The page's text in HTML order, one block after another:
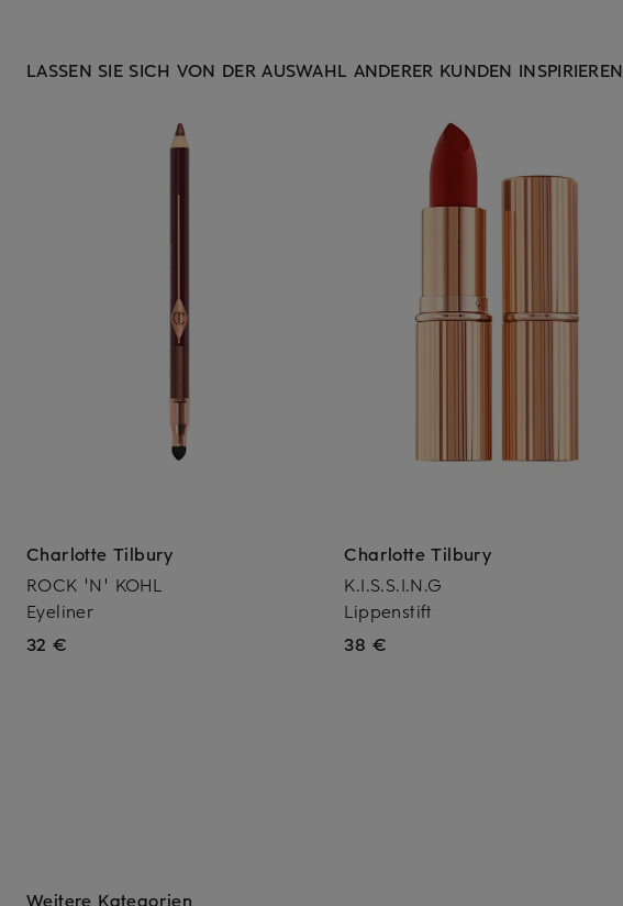
LASSEN SIE SICH VON DER AUSWAHL ANDERER KUNDEN INSPIRIEREN
Charlotte Tilbury
ROCK 'N' KOHL
Eyeliner
32 €
Charlotte Tilbury
K.I.S.S.I.N.G
Lippenstift
38 €
Weitere Kategorien